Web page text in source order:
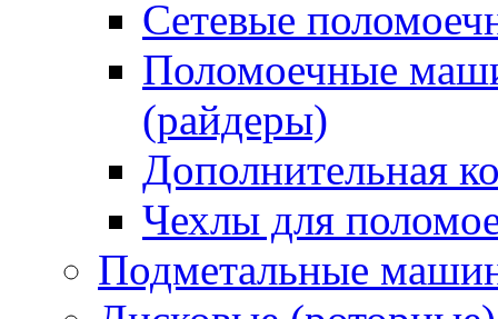
Сетевые
Поломоечные
(райдеры)
Дополнительная
Чехлы для
Подметальные